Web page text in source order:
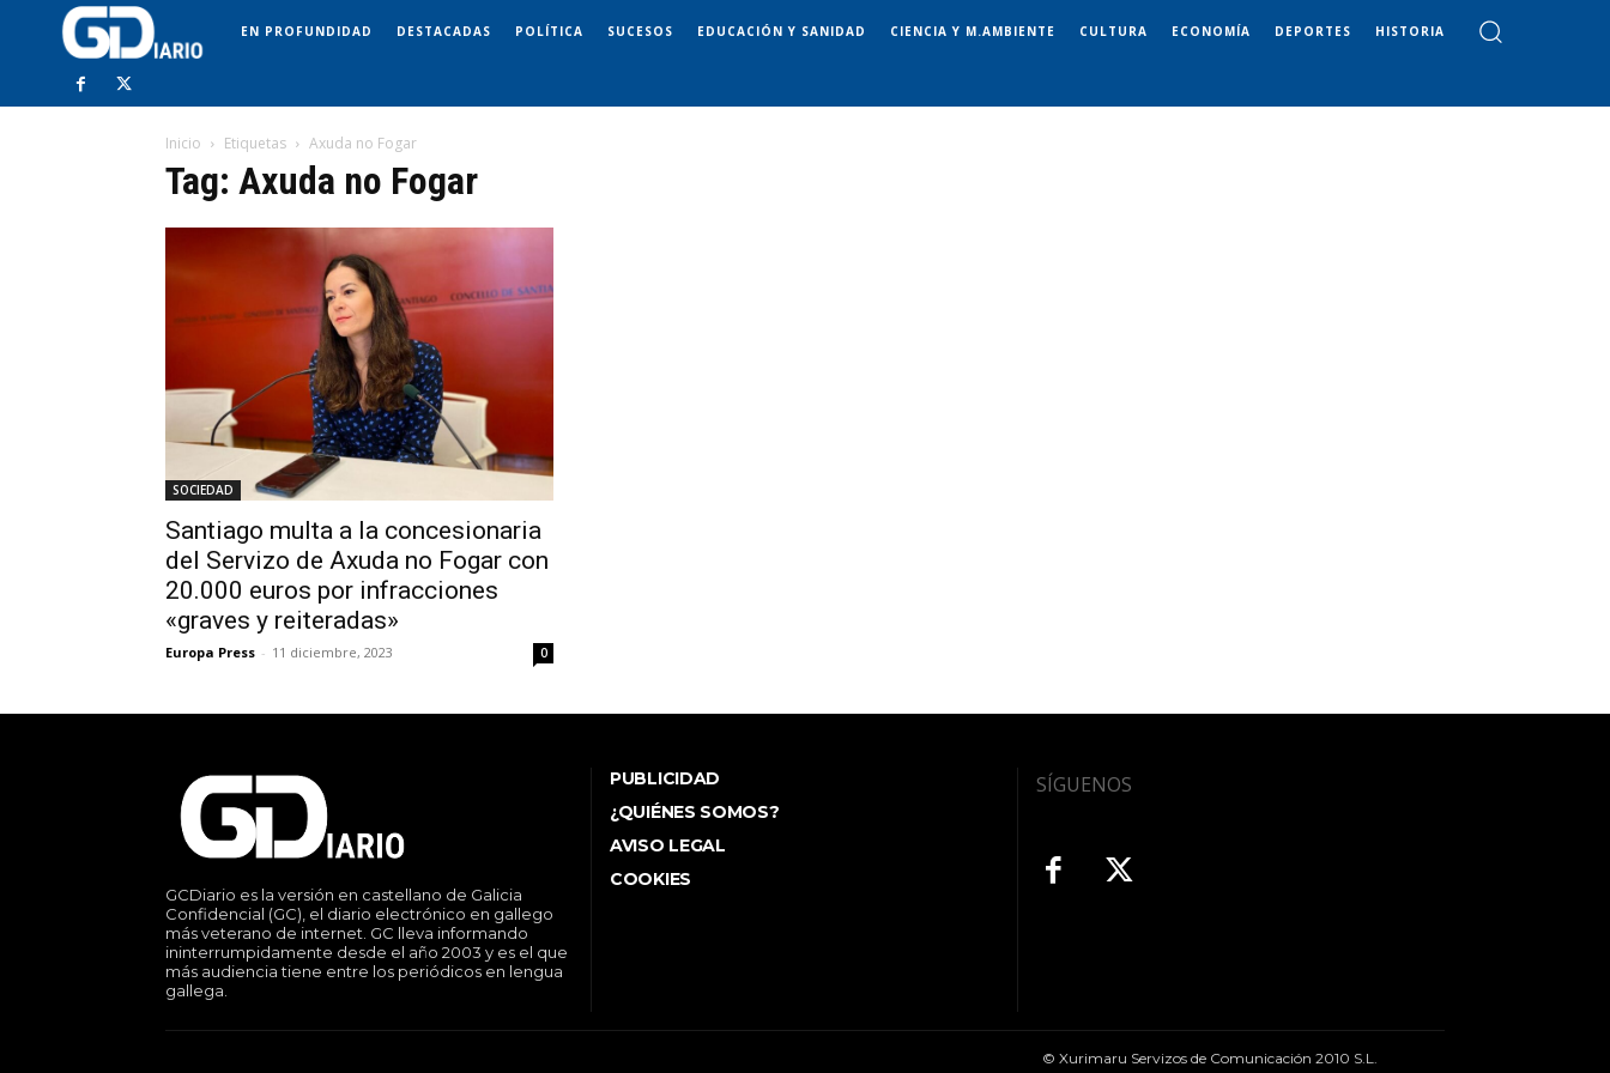
EN PROFUNDIDAD DESTACADAS POLÍTICA SUCESOS EDUCACIÓN Y SANIDAD CIENCIA Y M.AMBIENTE CULTURA ECONOMÍA DEPORTES HISTORIA
Inicio Etiquetas Axuda no Fogar
Tag: Axuda no Fogar
SOCIEDAD
Santiago multa a la concesionaria
del Servizo de Axuda no Fogar con
20.000 euros por infracciones
«graves y reiteradas»
Europa Press - 11 diciembre, 2023 0
GCDiario es la versión en castellano de Galicia
Confidencial (GC), el diario electrónico en gallego
más veterano de internet. GC lleva informando
ininterrumpidamente desde el año 2003 y es el que
más audiencia tiene entre los periódicos en lengua
gallega.
PUBLICIDAD
¿QUIÉNES SOMOS?
AVISO LEGAL
COOKIES
SÍGUENOS
© Xurimaru Servizos de Comunicación 2010 S.L.